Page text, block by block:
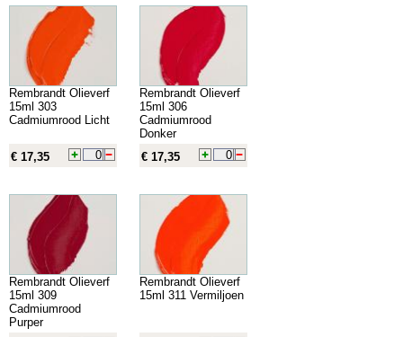
Rembrandt Olieverf
15ml 303
Cadmiumrood Licht
€ 17,35
Rembrandt Olieverf
15ml 306
Cadmiumrood
Donker
€ 17,35
Rembrandt Olieverf
15ml 309
Cadmiumrood
Purper
Rembrandt Olieverf
15ml 311 Vermiljoen